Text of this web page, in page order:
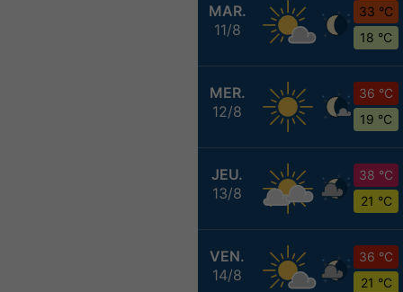
MAR.
11/8
33 °C
18 °C
MER.
12/8
36 °C
19 °C
JEU.
13/8
38 °C
21 °C
VEN.
14/8
36 °C
21 °C